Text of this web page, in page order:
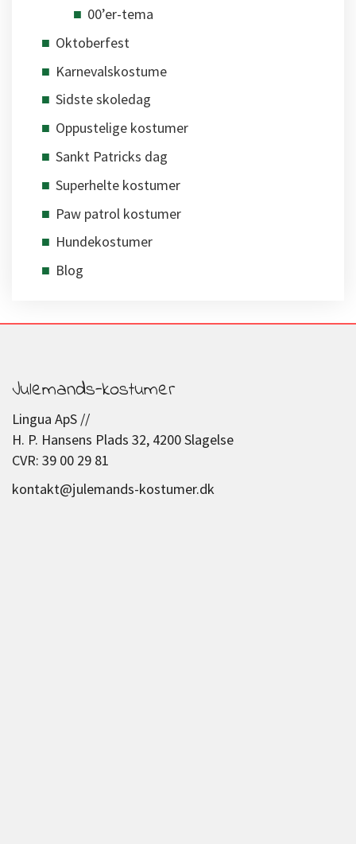
00’er-tema
Oktoberfest
Karnevalskostume
Sidste skoledag
Oppustelige kostumer
Sankt Patricks dag
Superhelte kostumer
Paw patrol kostumer
Hundekostumer
Blog
Julemands-kostumer
Lingua ApS //
H. P. Hansens Plads 32, 4200 Slagelse
CVR: 39 00 29 81
kontakt@julemands-kostumer.dk